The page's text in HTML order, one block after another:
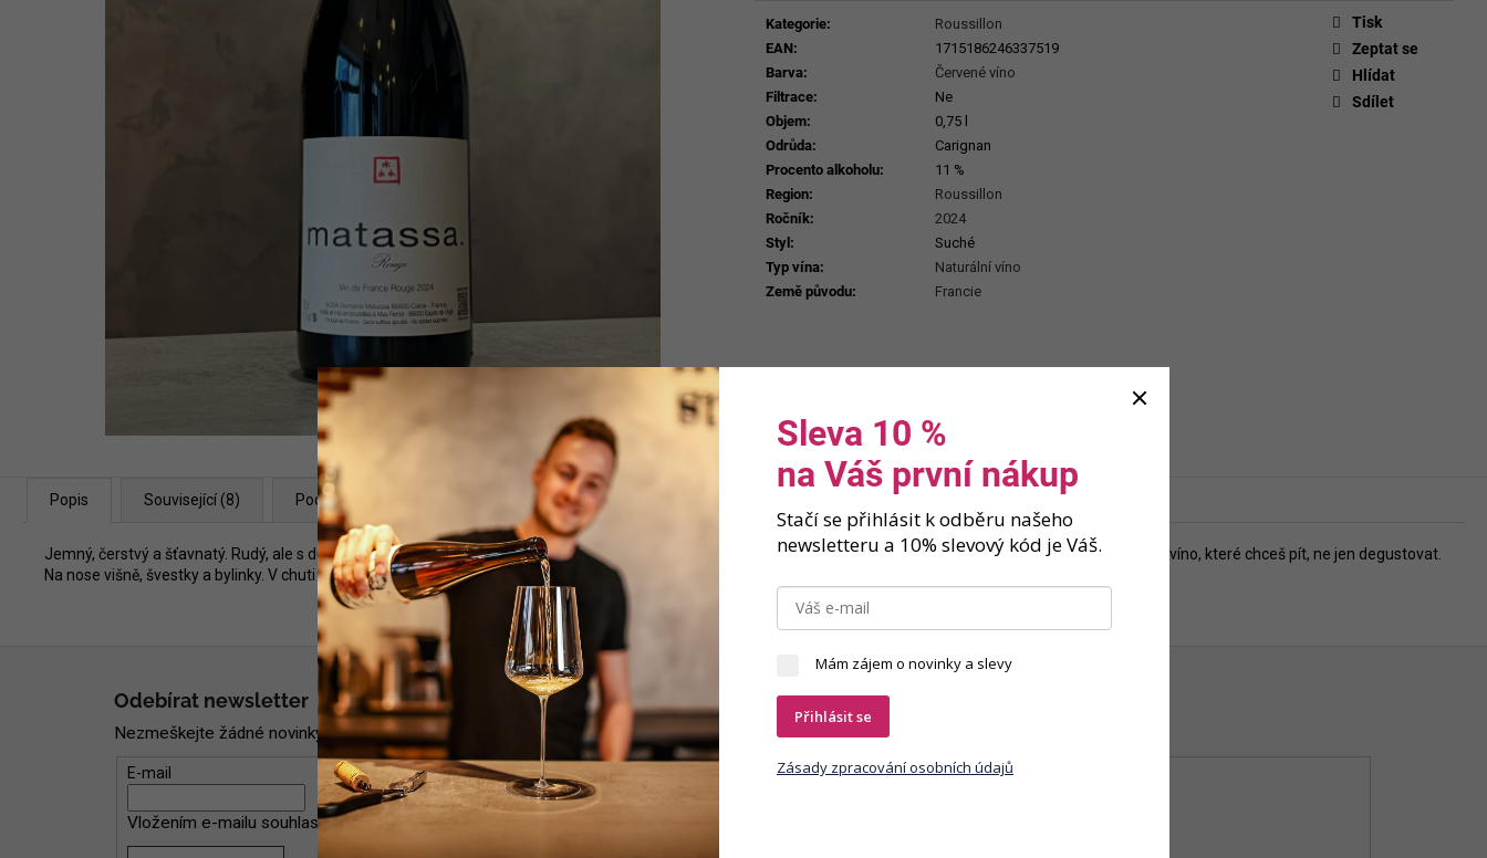
Kategorie:
Roussillon
EAN:
1715186246337519
Barva:
Červené víno
Filtrace:
Ne
Objem:
0,75 l
Odrůda:
Carignan
Procento alkoholu:
11 %
Region:
Roussillon
Ročník:
2024
Styl:
Suché
Typ vína:
Naturální víno
Země původu: Francie
Tisk
Zeptat se
Hlídat
Sdílet
Popis Související (8) Podobné (8) Značka
Jemný, čerstvý a šťavnatý. Rudý, ale s duší růžového nebe. Cuvée lehčích červených odrůd vinifikovaných s citem. Krátká macerace, žádná síra, žádná filtrace – jen víno, které chceš pít, ne jen degustovat.
Na nose višně, švestky a bylinky. V chuti lehké, štavnaté, s krásnou kyselinkou.
Odebírat newsletter
Nezmeškejte žádné novinky či slevy!
E-mail
Vložením e-mailu souhlasíte s podmínkami ochrany osobních údajů
Sleva 10 %
na Váš první nákup
Stačí se přihlásit k odběru našeho
newsletteru a 10% slevový kód je Váš.
Mám zájem o novinky a slevy
Přihlásit se
Zásady zpracování osobních údajů